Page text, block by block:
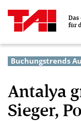
Das
für
Buchungstrends
Antalya
Sieger,